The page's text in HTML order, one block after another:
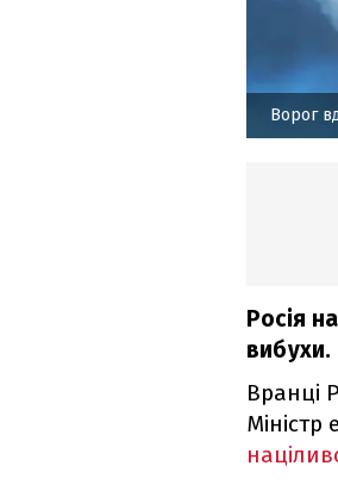
Ворог
Росія
вибухи.
Вранці